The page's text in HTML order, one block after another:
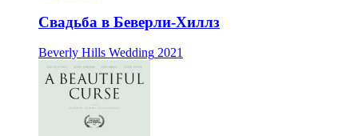
Свадьба в Беверли-Хиллз
Beverly Hills Wedding 2021